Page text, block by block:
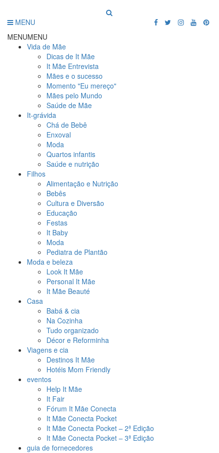
MENU
MENUMENU
Vida de Mãe
Dicas de It Mãe
It Mãe Entrevista
Mães e o sucesso
Momento "Eu mereço"
Mães pelo Mundo
Saúde de Mãe
It-grávida
Chá de Bebê
Enxoval
Moda
Quartos infantis
Saúde e nutrição
Filhos
Alimentação e Nutrição
Bebês
Cultura e Diversão
Educação
Festas
It Baby
Moda
Pediatra de Plantão
Moda e beleza
Look It Mãe
Personal It Mãe
It Mãe Beauté
Casa
Babá & cia
Na Cozinha
Tudo organizado
Décor e Reforminha
Viagens e cia
Destinos It Mãe
Hotéis Mom Friendly
eventos
Help It Mãe
It Fair
Fórum It Mãe Conecta
It Mãe Conecta Pocket
It Mãe Conecta Pocket – 2ª Edição
It Mãe Conecta Pocket – 3ª Edição
guia de fornecedores